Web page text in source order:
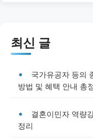
최신 글
국가유공자 등의
방법 및 혜택 안내 총
결혼이민자 역량
정리